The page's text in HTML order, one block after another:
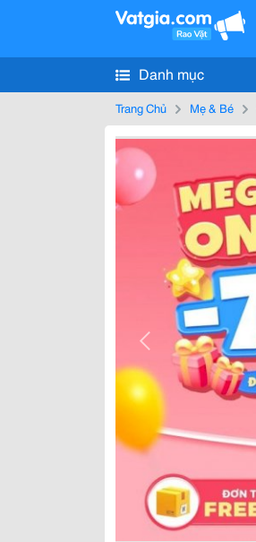
Danh mục
Trang Chủ Mẹ & Bé